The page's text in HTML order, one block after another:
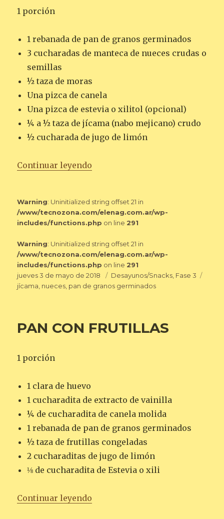
1 porción
1 rebanada de pan de granos germinados
3 cucharadas de manteca de nueces crudas o
semillas
½ taza de moras
Una pizca de canela
Una pizca de estevia o xilitol (opcional)
¼ a ½ taza de jícama (nabo mejicano) crudo
½ cucharada de jugo de limón
Continuar leyendo
Warning: Uninitialized string offset 21 in
/www/tecnozona.com/elenag.com.ar/wp-
includes/functions.php on line 291
Warning: Uninitialized string offset 21 in
/www/tecnozona.com/elenag.com.ar/wp-
includes/functions.php on line 291
Publicado
el
jueves 3 de mayo de 2018 Categorías
Desayunos/Snacks, Fase 3
jícama, nueces, pan de granos germinados
PAN CON FRUTILLAS
1 porción
1 clara de huevo
1 cucharadita de extracto de vainilla
¼ de cucharadita de canela molida
1 rebanada de pan de granos germinados
½ taza de frutillas congeladas
2 cucharaditas de jugo de limón
⅛ de cucharadita de Estevia o xili
Continuar leyendo